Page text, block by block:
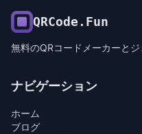
QRCode.Fun
無料のQRコードメーカーとジ
ナビゲーション
ホーム
ブログ